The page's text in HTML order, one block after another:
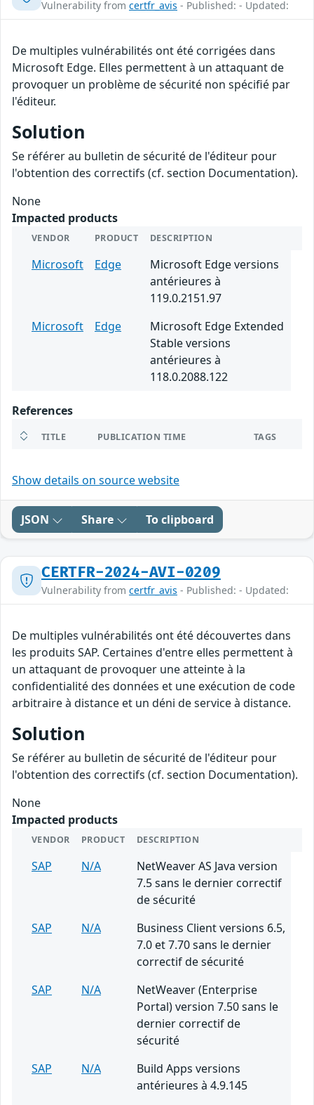
Vulnerability from certfr_avis - Published: - Updated:
De multiples vulnérabilités ont été corrigées dans
Microsoft Edge. Elles permettent à un attaquant de
provoquer un problème de sécurité non spécifié par
l'éditeur.
Solution
Se référer au bulletin de sécurité de l'éditeur pour
l'obtention des correctifs (cf. section Documentation).
None
Impacted products
VENDOR PRODUCT DESCRIPTION
Microsoft Edge
Microsoft Edge versions
antérieures à
119.0.2151.97
Microsoft
Edge
Microsoft Edge Extended
Stable versions
antérieures à
118.0.2088.122
References
TITLE PUBLICATION TIME TAGS
Show details on source website
JSON Share To clipboard
CERTFR-2024-AVI-0209
Vulnerability from certfr_avis - Published: - Updated:
De multiples vulnérabilités ont été découvertes dans
les produits SAP. Certaines d'entre elles permettent à
un attaquant de provoquer une atteinte à la
confidentialité des données et une exécution de code
arbitraire à distance et un déni de service à distance.
Solution
Se référer au bulletin de sécurité de l'éditeur pour
l'obtention des correctifs (cf. section Documentation).
None
Impacted products
VENDOR PRODUCT DESCRIPTION
SAP N/A
NetWeaver AS Java version
7.5 sans le dernier correctif
de sécurité
SAP
N/A
Business Client versions 6.5,
7.0 et 7.70 sans le dernier
correctif de sécurité
SAP
N/A
NetWeaver (Enterprise
Portal) version 7.50 sans le
dernier correctif de
sécurité
SAP
N/A
Build Apps versions
antérieures à 4.9.145